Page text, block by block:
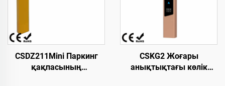
CSDZ211Mini Паркинг
қақпасының
CSKG2 Жоғары
анықтықтағы көлік